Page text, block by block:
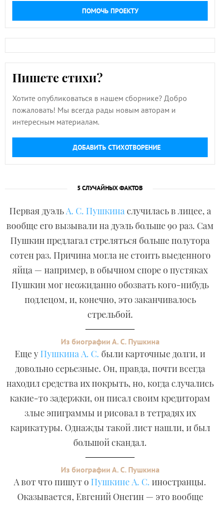
ПОМОЧЬ ПРОЕКТУ
Пишете стихи?
Хотите опубликоваться в нашем сборнике? Добро
пожаловать! Мы всегда рады новым авторам и
интересным материалам.
ДОБАВИТЬ СТИХОТВОРЕНИЕ
5 СЛУЧАЙНЫХ ФАКТОВ
Первая дуэльА. С. Пушкинаслучилась в лицее, а
вообще его вызывали на дуэль больше 90 раз. Сам
Пушкин предлагал стреляться больше полутора
сотен раз. Причина могла не стоить выеденного
яйца — например, в обычном споре о пустяках
Пушкин мог неожиданно обозвать кого-нибудь
подлецом, и, конечно, это заканчивалось
стрельбой.
Из биографии А. С. Пушкина
Еще у Пушкина А. С. были карточные долги, и
довольно серьезные. Он, правда, почти всегда
находил средства их покрыть, но, когда случались
какие-то задержки, он писал своим кредиторам
злые эпиграммы и рисовал в тетрадях их
карикатуры. Однажды такой лист нашли, и был
большой скандал.
Из биографии А. С. Пушкина
А вот что пишут о Пушкине А. С. иностранцы.
Оказывается, Евгений Онегин — это вообще